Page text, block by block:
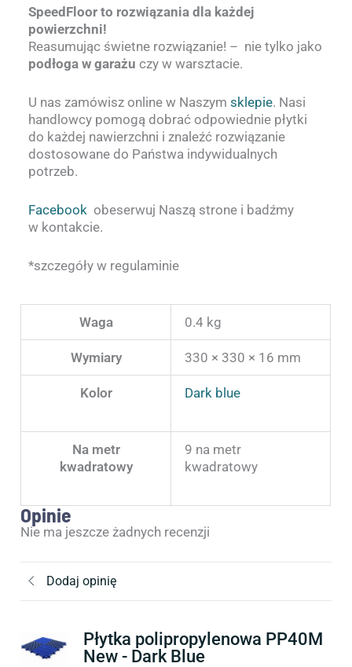
SpeedFloor to rozwiązania dla każdej
powierzchni!
Reasumując świetne rozwiązanie! – nie tylko jako
podłoga w garażu czy w warsztacie.
U nas zamówisz online w Naszymsklepie. Nasi
handlowcy pomogą dobrać odpowiednie płytki
do każdej nawierzchni i znaleźć rozwiązanie
dostosowane do Państwa indywidualnych
potrzeb.
Facebookobeserwuj Naszą strone i badźmy
w kontakcie.
*szczegóły w regulaminie
Waga 0.4 kg
Wymiary 330 × 330 × 16 mm
Kolor Dark blue
Na metr
kwadratowy
9 na metr
kwadratowy
Opinie
Nie ma jeszcze żadnych recenzji
Dodaj opinię
Płytka polipropylenowa PP40M
New - Dark Blue